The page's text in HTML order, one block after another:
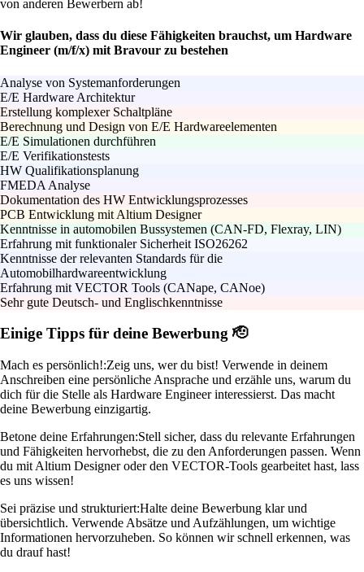
von anderen Bewerbern ab!
Wir glauben, dass du diese Fähigkeiten brauchst, um Hardware
Engineer (m/f/x) mit Bravour zu bestehen
Analyse von Systemanforderungen
E/E Hardware Architektur
Erstellung komplexer Schaltpläne
Berechnung und Design von E/E Hardwareelementen
E/E Simulationen durchführen
E/E Verifikationstests
HW Qualifikationsplanung
FMEDA Analyse
Dokumentation des HW Entwicklungsprozesses
PCB Entwicklung mit Altium Designer
Kenntnisse in automobilen Bussystemen (CAN-FD, Flexray, LIN)
Erfahrung mit funktionaler Sicherheit ISO26262
Kenntnisse der relevanten Standards für die
Automobilhardwareentwicklung
Erfahrung mit VECTOR Tools (CANape, CANoe)
Sehr gute Deutsch- und Englischkenntnisse
Einige Tipps für deine Bewerbung 🫡
Mach es persönlich!:Zeig uns, wer du bist! Verwende in deinem
Anschreiben eine persönliche Ansprache und erzähle uns, warum du
dich für die Stelle als Hardware Engineer interessierst. Das macht
deine Bewerbung einzigartig.
Betone deine Erfahrungen:Stell sicher, dass du relevante Erfahrungen
und Fähigkeiten hervorhebst, die zu den Anforderungen passen. Wenn
du mit Altium Designer oder den VECTOR-Tools gearbeitet hast, lass
es uns wissen!
Sei präzise und strukturiert:Halte deine Bewerbung klar und
übersichtlich. Verwende Absätze und Aufzählungen, um wichtige
Informationen hervorzuheben. So können wir schnell erkennen, was
du drauf hast!